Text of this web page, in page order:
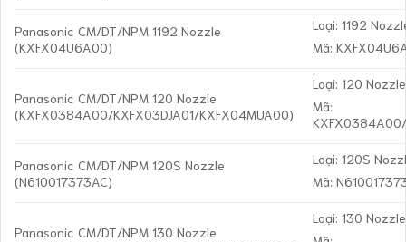
Panasonic CM/DT/NPM 1192 Nozzle
(KXFX04U6A00)
Loại: 1192
Mã:
Panasonic CM/DT/NPM 120 Nozzle
(KXFX0384A00/KXFX03DJA01/KXFX04MUA00)
Loại: 120 Nozzle
Mã:
Panasonic CM/DT/NPM 120S Nozzle
(N610017373AC)
Loại: 120S
Mã:
Panasonic CM/DT/NPM 130 Nozzle
Loại: 130 Nozzle